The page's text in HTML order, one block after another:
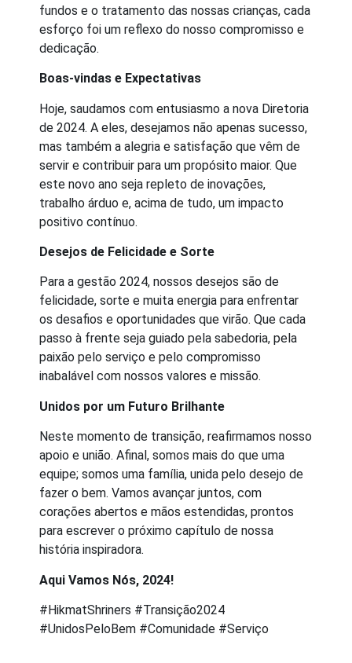
fundos e o tratamento das nossas crianças, cada
esforço foi um reflexo do nosso compromisso e
dedicação.
Boas-vindas e Expectativas
Hoje, saudamos com entusiasmo a nova Diretoria
de 2024. A eles, desejamos não apenas sucesso,
mas também a alegria e satisfação que vêm de
servir e contribuir para um propósito maior. Que
este novo ano seja repleto de inovações,
trabalho árduo e, acima de tudo, um impacto
positivo contínuo.
Desejos de Felicidade e Sorte
Para a gestão 2024, nossos desejos são de
felicidade, sorte e muita energia para enfrentar
os desafios e oportunidades que virão. Que cada
passo à frente seja guiado pela sabedoria, pela
paixão pelo serviço e pelo compromisso
inabalável com nossos valores e missão.
Unidos por um Futuro Brilhante
Neste momento de transição, reafirmamos nosso
apoio e união. Afinal, somos mais do que uma
equipe; somos uma família, unida pelo desejo de
fazer o bem. Vamos avançar juntos, com
corações abertos e mãos estendidas, prontos
para escrever o próximo capítulo de nossa
história inspiradora.
Aqui Vamos Nós, 2024!
#HikmatShriners #Transição2024
#UnidosPeloBem #Comunidade #Serviço